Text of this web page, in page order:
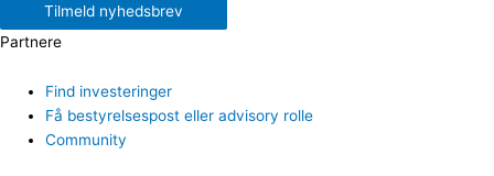
Tilmeld nyhedsbrev
Partnere
Find investeringer
Få bestyrelsespost eller advisory rolle
Community